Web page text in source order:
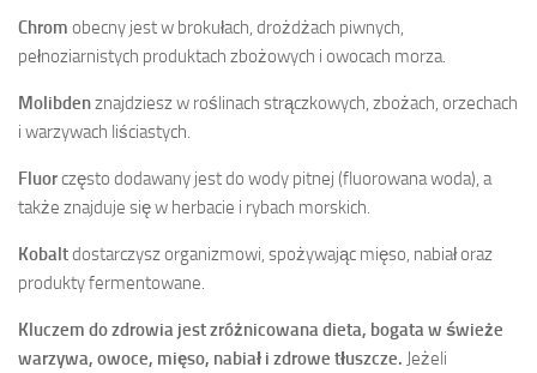
Chrom obecny jest w brokułach, drożdżach piwnych,
pełnoziarnistych produktach zbożowych i owocach morza.
Molibdenznajdziesz w roślinach strączkowych, zbożach, orzechach
i warzywach liściastych.
Fluorczęsto dodawany jest do wody pitnej (fluorowana woda), a
także znajduje się w herbacie i rybach morskich.
Kobaltdostarczysz organizmowi, spożywając mięso, nabiał oraz
produkty fermentowane.
Kluczem do zdrowia jest zróżnicowana dieta, bogata w świeże
warzywa, owoce, mięso, nabiał i zdrowe tłuszcze. Jeżeli